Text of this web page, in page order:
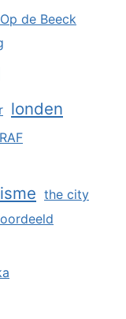
de Beeck
londen
RAF
the city